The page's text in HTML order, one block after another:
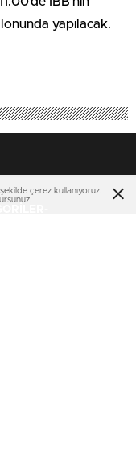
yapılacak.
çerez kullanıyoruz.